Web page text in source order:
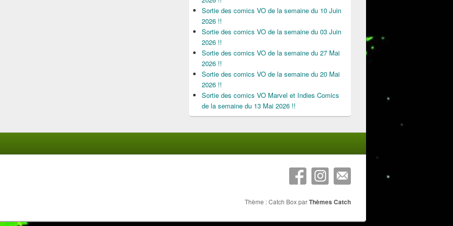
Sortie des comics VO de la semaine du 10 Juin
2026 !!
Sortie des comics VO de la semaine du 03 Juin
2026 !!
Sortie des comics VO de la semaine du 27 Mai
2026 !!
Sortie des comics VO de la semaine du 20 Mai
2026 !!
Sortie des comics VO Marvel et Indies Comics
de la semaine du 13 Mai 2026 !!
Thème : Catch Box parThèmes Catch